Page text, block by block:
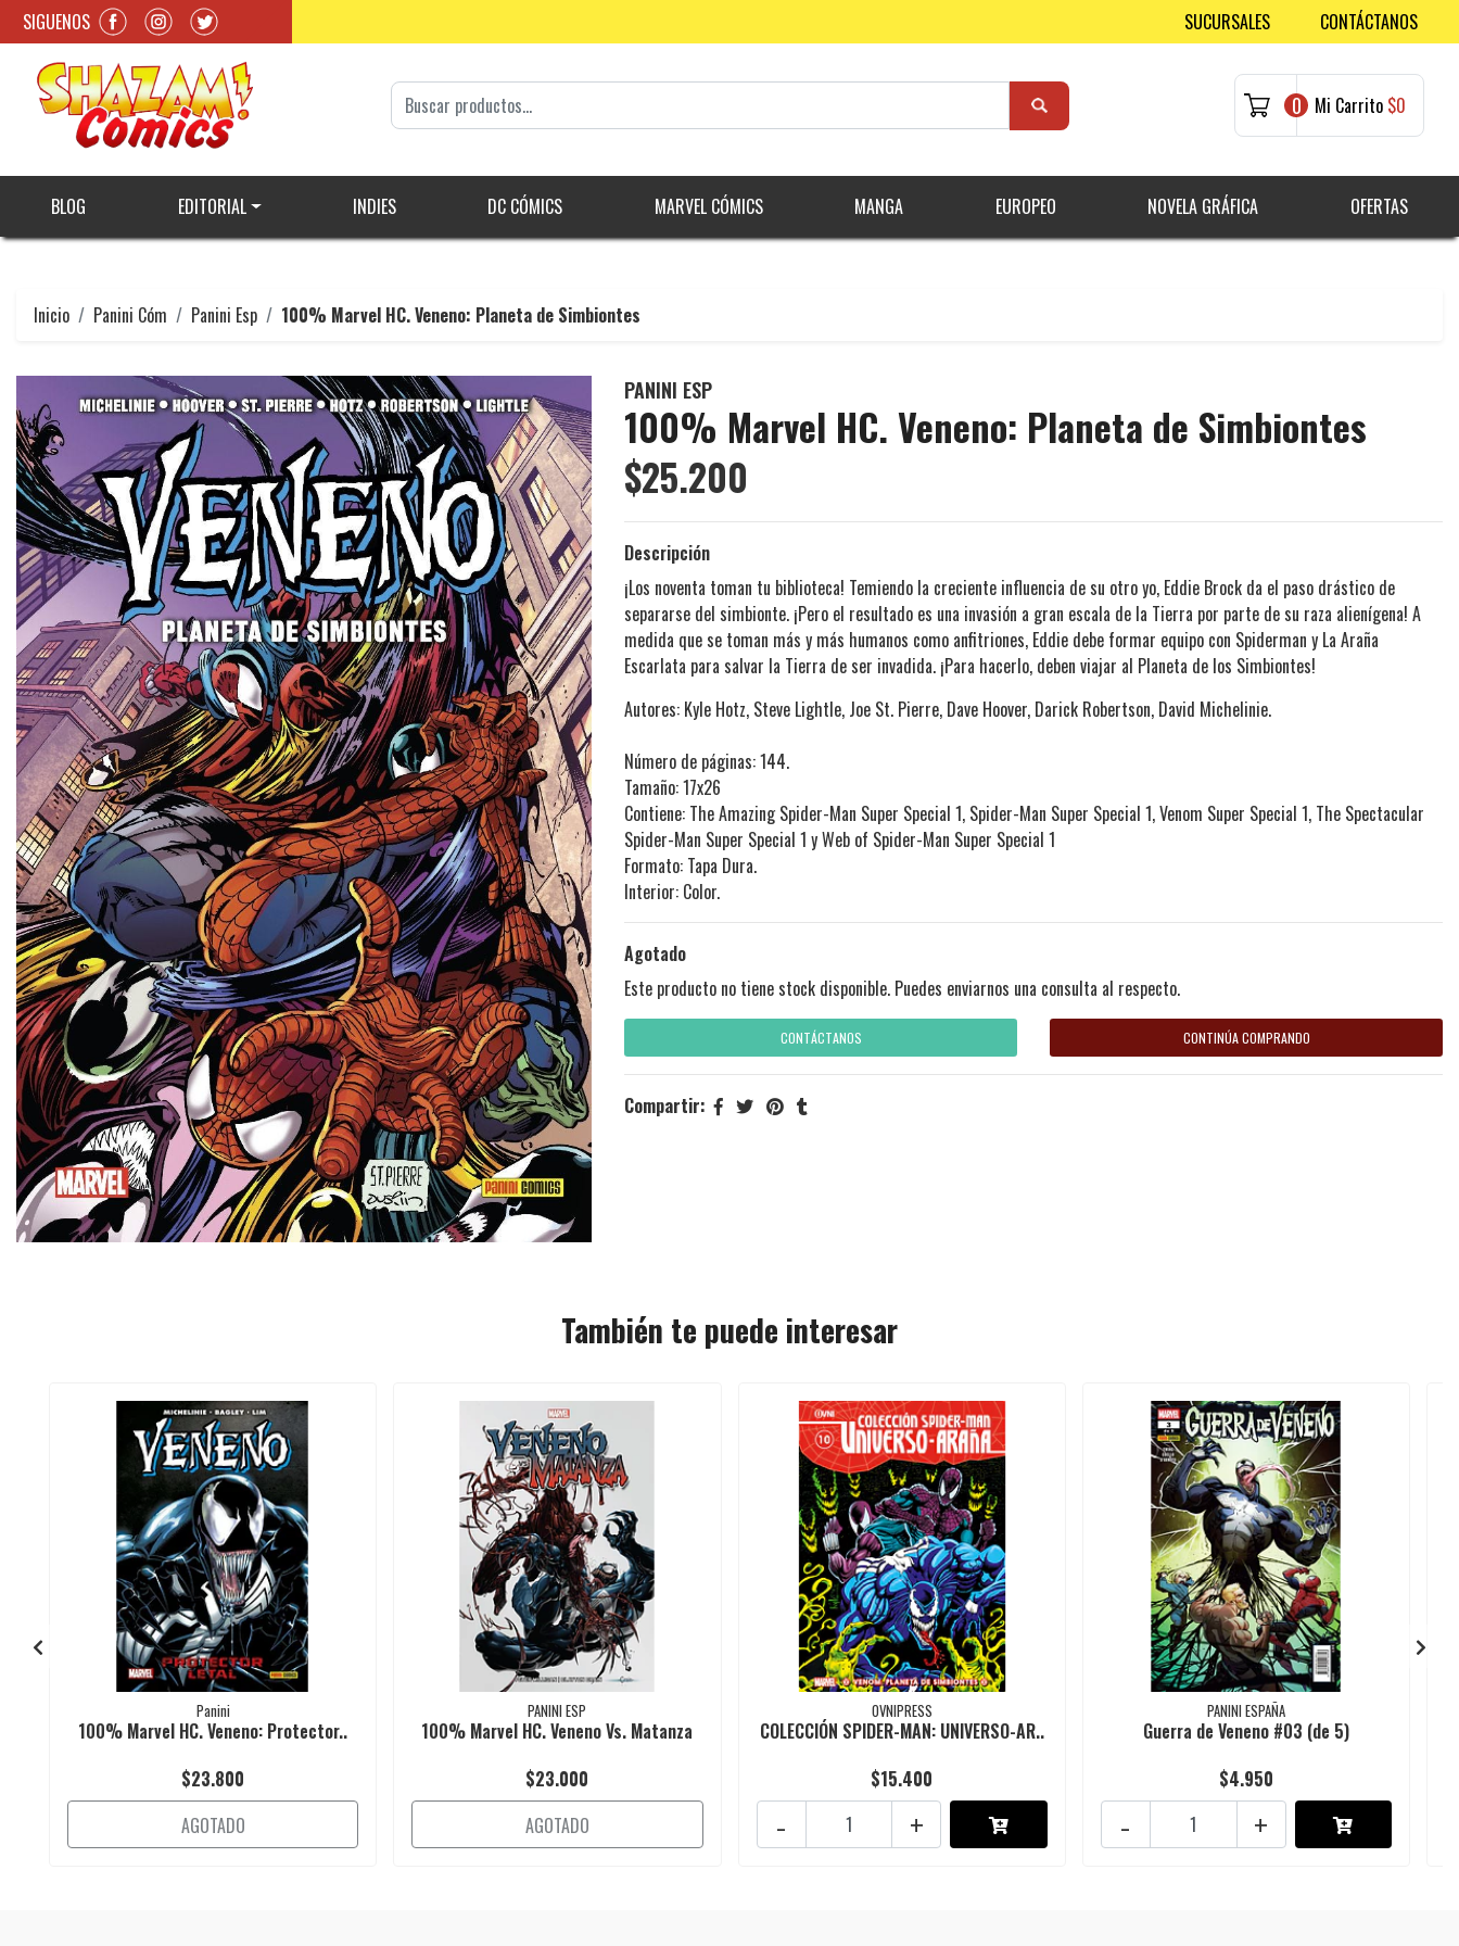
SIGUENOS SUCURSALES CONTÁCTANOS
0 Mi Carrito $0
BLOG EDITORIAL INDIES DC CÓMICS MARVEL CÓMICS MANGA EUROPEO NOVELA GRÁFICA OFERTAS
Inicio Panini Cóm Panini Esp 100% Marvel HC. Veneno: Planeta de Simbiontes
PANINI ESP
100% Marvel HC. Veneno: Planeta de Simbiontes
$25.200
Descripción
¡Los noventa toman tu biblioteca! Temiendo la creciente influencia de su otro yo, Eddie Brock da el paso drástico de
separarse del simbionte. ¡Pero el resultado es una invasión a gran escala de la Tierra por parte de su raza alienígena! A
medida que se toman más y más humanos como anfitriones, Eddie debe formar equipo con Spiderman y La Araña
Escarlata para salvar la Tierra de ser invadida. ¡Para hacerlo, deben viajar al Planeta de los Simbiontes!
Autores: Kyle Hotz, Steve Lightle, Joe St. Pierre, Dave Hoover, Darick Robertson, David Michelinie.
Número de páginas: 144.
Tamaño: 17x26
Contiene: The Amazing Spider-Man Super Special 1, Spider-Man Super Special 1, Venom Super Special 1, The Spectacular
Spider-Man Super Special 1 y Web of Spider-Man Super Special 1
Formato: Tapa Dura.
Interior: Color.
Agotado
Este producto no tiene stock disponible. Puedes enviarnos una consulta al respecto.
CONTÁCTANOS CONTINÚA COMPRANDO
Compartir:
También te puede interesar
Panini
100% Marvel HC. Veneno: Protector..
$23.800
AGOTADO
PANINI ESP
100% Marvel HC. Veneno Vs. Matanza
$23.000
AGOTADO
OVNIPRESS
COLECCIÓN SPIDER-MAN: UNIVERSO-AR..
$15.400
+
-
PANINI ESPAÑA
Guerra de Veneno #03 (de 5)
$4.950
+
-